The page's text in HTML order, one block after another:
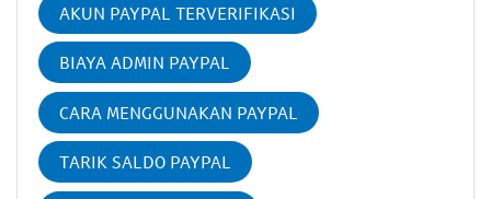
AKUN PAYPAL TERVERIFIKASI
BIAYA ADMIN PAYPAL
CARA MENGGUNAKAN PAYPAL
TARIK SALDO PAYPAL